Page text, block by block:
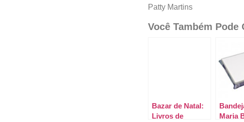
Patty Martins
Você Também Pode
Bazar de Natal:
Livros de
Maria